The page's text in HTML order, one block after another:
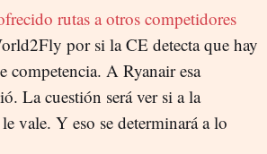
rutas a otros competidores
por si la CE detecta que hay
competencia. A Ryanair esa
La cuestión será ver si a la
vale. Y eso se determinará a lo